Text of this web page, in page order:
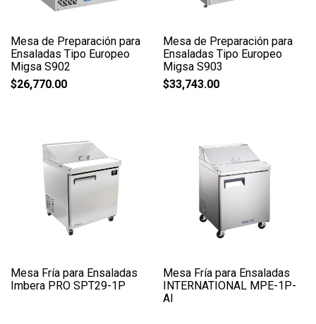
Mesa de Preparación para
Ensaladas Tipo Europeo
Migsa S902
$26,770.00
Mesa de Preparación para
Ensaladas Tipo Europeo
Migsa S903
$33,743.00
Mesa Fría para Ensaladas
Imbera PRO SPT29-1P
Mesa Fría para Ensaladas
INTERNATIONAL MPE-1P-
AI